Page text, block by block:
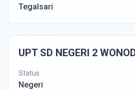
Tegalsari
UPT SD NEGERI 2
Status
Negeri